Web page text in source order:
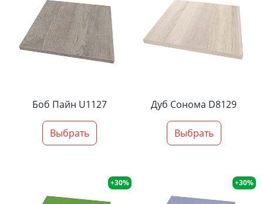
Боб Пайн U1127
Выбрать
Дуб Сонома D8129
Выбрать
+30% +30%